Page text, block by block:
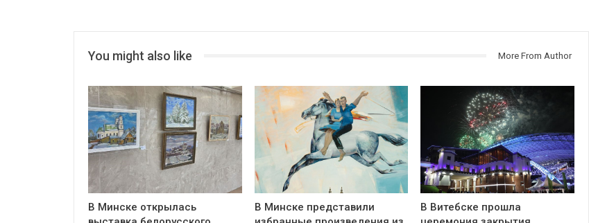
You might also like More From Author
В Минске открылась
В Минске представили
В Витебске прошла